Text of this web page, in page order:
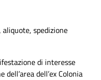
spedizione
di interesse
dell’ex Colonia